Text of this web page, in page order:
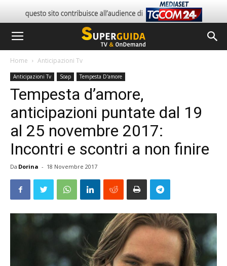
Home Anticipazioni Tv
Anticipazioni Tv Soap Tempesta D'amore
Tempesta d’amore,
anticipazioni puntate dal 19
al 25 novembre 2017:
Incontri e scontri a non finire
Da Dorina - 18 Novembre 2017